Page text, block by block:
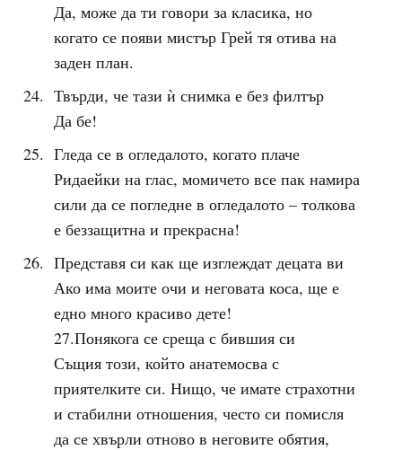
Да, може да ти говори за класика, но
когато се появи мистър Грей тя отива на
заден план.
Твърди, че тази ѝ снимка е без филтър
Да бе!
Гледа се в огледалото, когато плаче
Ридаейки на глас, момичето все пак намира
сили да се погледне в огледалото – толкова
е беззащитна и прекрасна!
Представя си как ще изглеждат децата ви
Ако има моите очи и неговата коса, ще е
едно много красиво дете!
27.Понякога се среща с бившия си
Същия този, който анатемосва с
приятелките си. Нищо, че имате страхотни
и стабилни отношения, често си помисля
да се хвърли отново в неговите обятия,